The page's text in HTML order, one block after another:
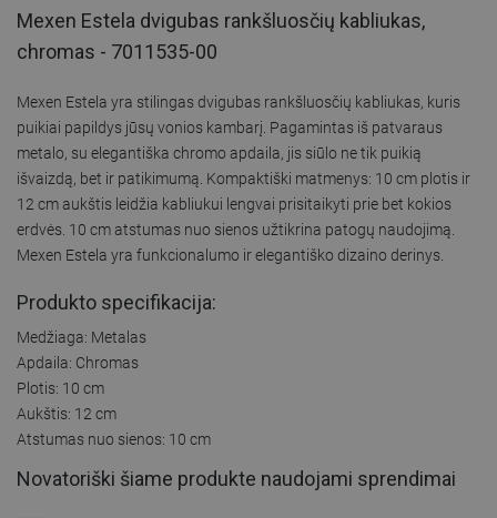
Mexen Estela dvigubas rankšluosčių kabliukas,
chromas - 7011535-00
Mexen Estela yra stilingas dvigubas rankšluosčių kabliukas, kuris
puikiai papildys jūsų vonios kambarį. Pagamintas iš patvaraus
metalo, su elegantiška chromo apdaila, jis siūlo ne tik puikią
išvaizdą, bet ir patikimumą. Kompaktiški matmenys: 10 cm plotis ir
12 cm aukštis leidžia kabliukui lengvai prisitaikyti prie bet kokios
erdvės. 10 cm atstumas nuo sienos užtikrina patogų naudojimą.
Mexen Estela yra funkcionalumo ir elegantiško dizaino derinys.
Produkto specifikacija:
Medžiaga: Metalas
Apdaila: Chromas
Plotis: 10 cm
Aukštis: 12 cm
Atstumas nuo sienos: 10 cm
Novatoriški šiame produkte naudojami sprendimai